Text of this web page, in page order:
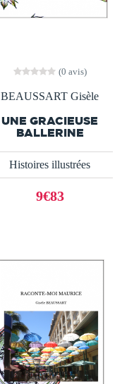
(0 avis)
BEAUSSART Gisèle
UNE GRACIEUSE
BALLERINE
Histoires illustrées
9€83